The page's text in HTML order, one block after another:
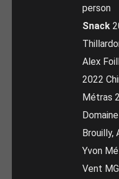
person
Snack
Alex
2022
Métras
Brouilly,
Yvon
Vent